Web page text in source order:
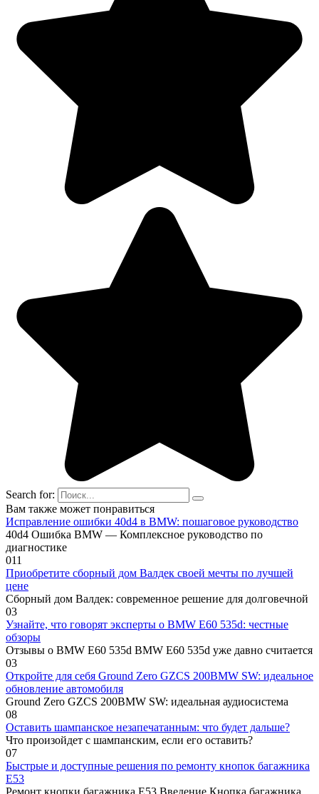
Search for:
Вам также может понравиться
Исправление ошибки 40d4 в BMW: пошаговое руководство
40d4 Ошибка BMW — Комплексное руководство по
диагностике
011
Приобретите сборный дом Валдек своей мечты по лучшей
цене
Сборный дом Валдек: современное решение для долговечной
03
Узнайте, что говорят эксперты о BMW E60 535d: честные
обзоры
Отзывы о BMW E60 535d BMW E60 535d уже давно считается
03
Откройте для себя Ground Zero GZCS 200BMW SW: идеальное
обновление автомобиля
Ground Zero GZCS 200BMW SW: идеальная аудиосистема
08
Оставить шампанское незапечатанным: что будет дальше?
Что произойдет с шампанским, если его оставить?
07
Быстрые и доступные решения по ремонту кнопок багажника
E53
Ремонт кнопки багажника E53 Введение Кнопка багажника